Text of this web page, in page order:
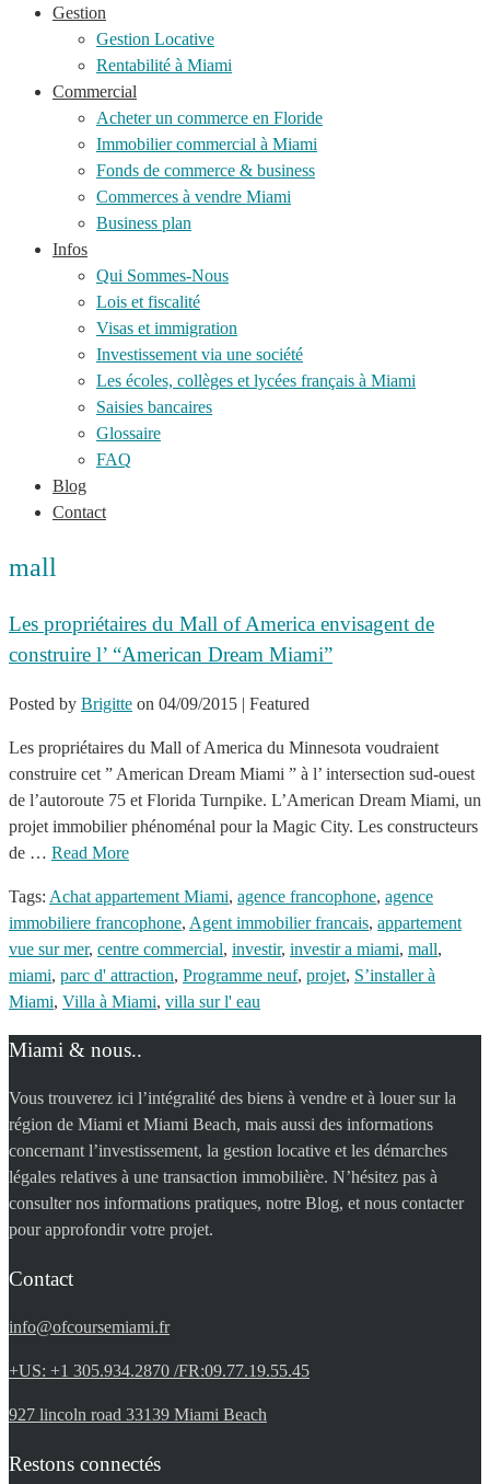
Gestion
Gestion Locative
Rentabilité à Miami
Commercial
Acheter un commerce en Floride
Immobilier commercial à Miami
Fonds de commerce & business
Commerces à vendre Miami
Business plan
Infos
Qui Sommes-Nous
Lois et fiscalité
Visas et immigration
Investissement via une société
Les écoles, collèges et lycées français à Miami
Saisies bancaires
Glossaire
FAQ
Blog
Contact
mall
Les propriétaires du Mall of America envisagent de
construire l’ “American Dream Miami”
Posted by Brigitte on 04/09/2015 | Featured
Les propriétaires du Mall of America du Minnesota voudraient
construire cet ” American Dream Miami ” à l’ intersection sud-ouest
de l’autoroute 75 et Florida Turnpike. L’American Dream Miami, un
projet immobilier phénoménal pour la Magic City. Les constructeurs
de … Read More
Tags: Achat appartement Miami, agence francophone, agence
immobiliere francophone, Agent immobilier francais, appartement
vue sur mer, centre commercial, investir, investir a miami, mall,
miami, parc d' attraction, Programme neuf, projet, S’installer à
Miami, Villa à Miami, villa sur l' eau
Miami & nous..
Vous trouverez ici l’intégralité des biens à vendre et à louer sur la
région de Miami et Miami Beach, mais aussi des informations
concernant l’investissement, la gestion locative et les démarches
légales relatives à une transaction immobilière. N’hésitez pas à
consulter nos informations pratiques, notre Blog, et nous contacter
pour approfondir votre projet.
Contact
info@ofcoursemiami.fr
+US: +1 305.934.2870 /FR:09.77.19.55.45
927 lincoln road 33139 Miami Beach
Restons connectés